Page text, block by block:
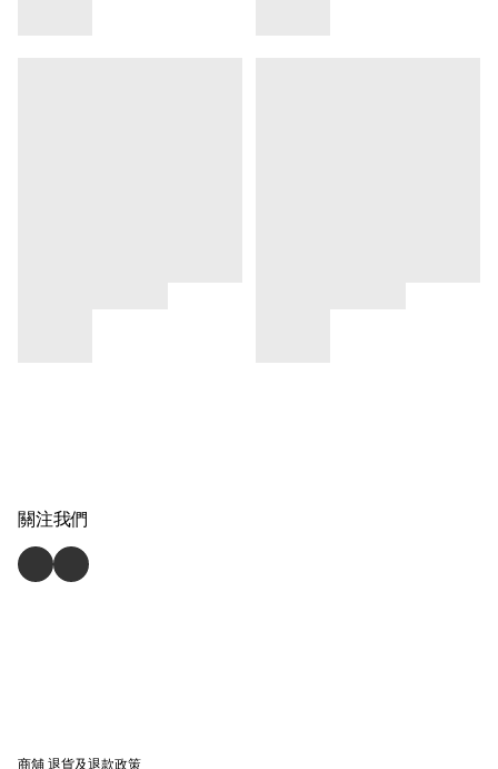
關注我們
商舖 退貨及退款政策